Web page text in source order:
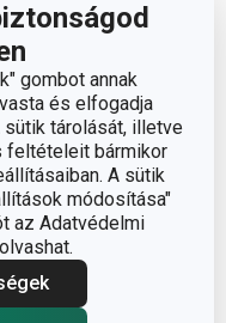
gombot annak
és elfogadja
tárolását, illetve
feltételeit bármikor
A sütik
módosítása"
az Adatvédelmi
Kosárba